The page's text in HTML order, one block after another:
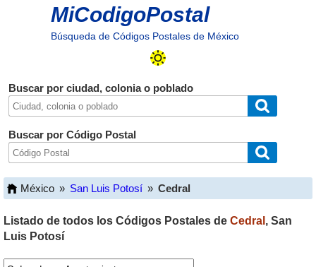
MiCodigoPostal
Búsqueda de Códigos Postales de México
Buscar por ciudad, colonia o poblado
Buscar por Código Postal
México » San Luis Potosí » Cedral
Listado de todos los Códigos Postales de Cedral , San
Luis Potosí